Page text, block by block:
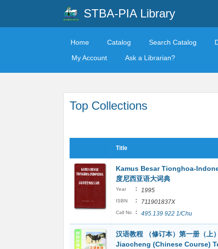
STBA-PIA Library
Home Catalog Search Catalog
My Account
Ask a Librarian?
Top Collections
Title
Kamus Besar Tionghoa-
度尼西亚语大词典
Year : 1995
ISBN : 711901837X
Call No : 495.139 922 1/Chu
汉语教程 （修订本）第一册（上
Jiaocheng (Chinese Course)